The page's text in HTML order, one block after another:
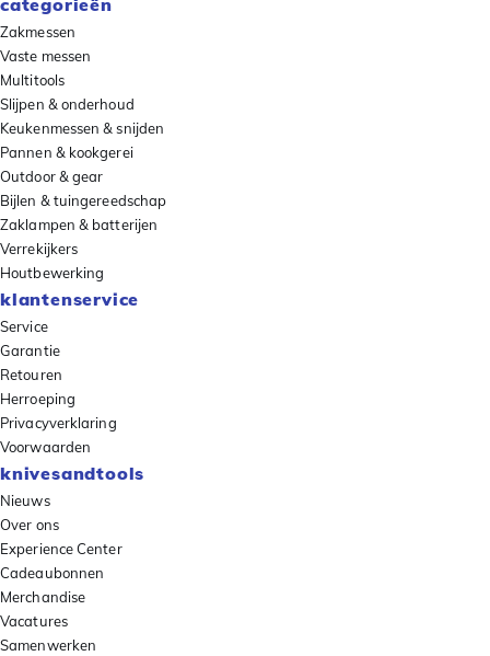
categorieën
Zakmessen
Vaste messen
Multitools
Slijpen & onderhoud
Keukenmessen & snijden
Pannen & kookgerei
Outdoor & gear
Bijlen & tuingereedschap
Zaklampen & batterijen
Verrekijkers
Houtbewerking
klantenservice
Service
Garantie
Retouren
Herroeping
Privacyverklaring
Voorwaarden
knivesandtools
Nieuws
Over ons
Experience Center
Cadeaubonnen
Merchandise
Vacatures
Samenwerken